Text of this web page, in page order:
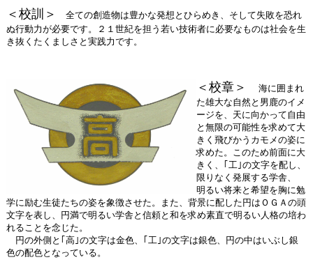
＜校訓＞
全ての創造物は豊かな発想とひらめき、そして失敗を恐れ
ぬ行動力が必要です。２１世紀を担う若い技術者に必要なものは社会を生
き抜くたくましさと実践力です。
＜校章＞
海に囲まれ
た雄大な自然と男鹿のイメ
ージを、天に向かって自由
と無限の可能性を求めて大
きく飛びかうカモメの姿に
求めた。このため前面に大
きく、｢工｣の文字を配し、
限りなく発展する学舎、
明るい将来と希望を胸に勉
学に励む生徒たちの姿を象徴させた。また、背景に配した円はＯＧＡの頭
文字を表し、円満で明るい学舎と信頼と和を求め素直で明るい人格の培わ
れることを念じた。
円の外側と｢高｣の文字は金色、｢工｣の文字は銀色、円の中はいぶし銀
色の配色となっている。